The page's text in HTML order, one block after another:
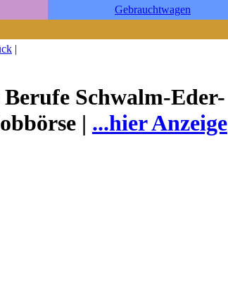
Gebrauchtwagen
|
Schwalm-Eder-
| ...hier Anzeige